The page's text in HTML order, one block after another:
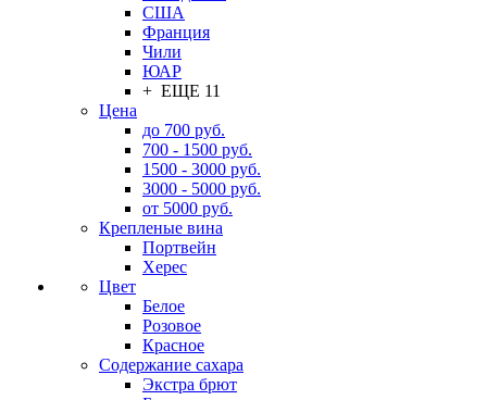
США
Франция
Чили
ЮАР
+ ЕЩЕ 11
Цена
до 700 руб.
700 - 1500 руб.
1500 - 3000 руб.
3000 - 5000 руб.
от 5000 руб.
Крепленые вина
Портвейн
Херес
Цвет
Белое
Розовое
Красное
Содержание сахара
Экстра брют